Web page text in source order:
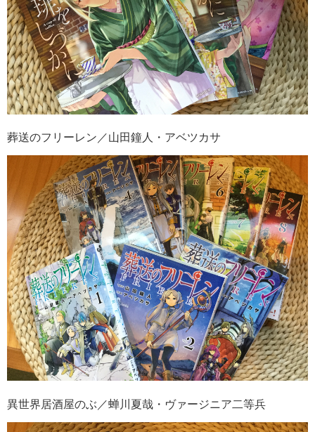
葬送のフリーレン／山田鐘人・アベツカサ
異世界居酒屋のぶ／蝉川夏哉・ヴァージニア二等兵